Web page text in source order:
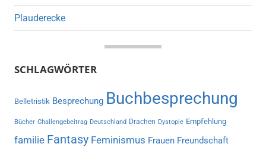
Plauderecke
SCHLAGWÖRTER
Belletristik Besprechung Buchbesprechung
Bücher Challengebeitrag Deutschland Drachen Dystopie Empfehlung
familie Fantasy Feminismus Frauen Freundschaft